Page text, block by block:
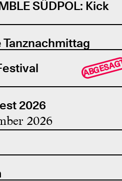
SÜDPOL: Kick
2026
2026